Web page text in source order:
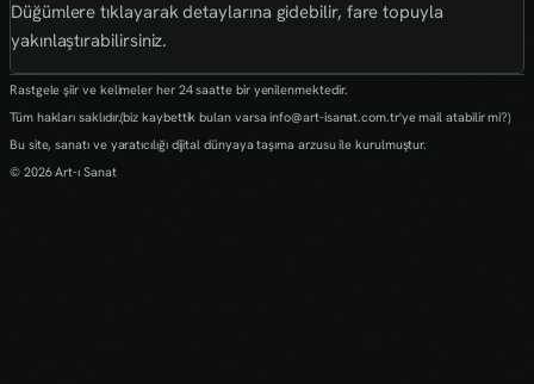
Düğümlere tıklayarak detaylarına gidebilir, fare topuyla
yakınlaştırabilirsiniz.
Rastgele şiir ve kelimeler her 24 saatte bir yenilenmektedir.
Tüm hakları saklıdır.(biz kaybettik bulan varsa info@art-isanat.com.tr'ye mail atabilir mi?)
Bu site, sanatı ve yaratıcılığı dijital dünyaya taşıma arzusu ile kurulmuştur.
© 2026 Art-ı Sanat